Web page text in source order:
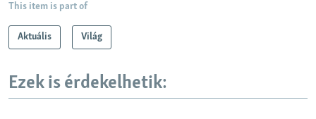
This item is part of
Aktuális Világ
Ezek is érdekelhetik: